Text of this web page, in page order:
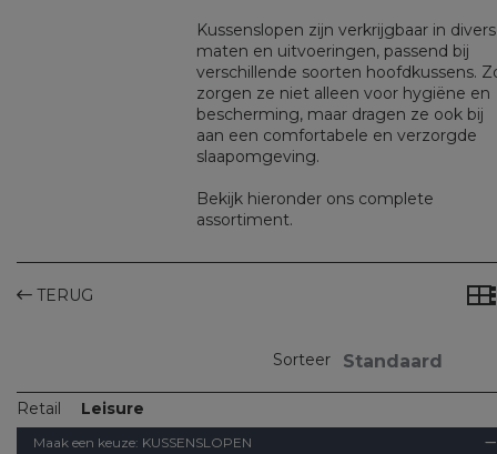
Kussenslopen zijn verkrijgbaar in
maten en uitvoeringen, passend bij
verschillende soorten hoofdkussens.
zorgen ze niet alleen voor hygiëne en
bescherming, maar dragen ze ook bij
aan een comfortabele en verzorgde
slaapomgeving.
Bekijk hieronder ons complete
assortiment.
Retail Leisure
Maak een keuze: KUSSENSLOPEN
TERUG
Sorteer